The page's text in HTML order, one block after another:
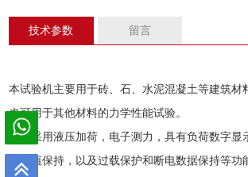
技术参数 留言
本试验机主要用于砖、石、水泥混凝土等建筑材
也可用于其他材料的力学性能试验。
本机采用液压加荷，电子测力，具有负荷数字显
负荷值保持，以及过载保护和断电数据保持等